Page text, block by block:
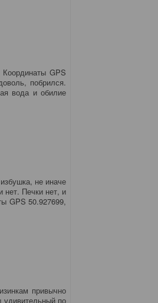
GPS
побрился.
вода и обилие
не иначе
нет. Печки нет, и
GPS 50.927699,
привычно
удивительный по